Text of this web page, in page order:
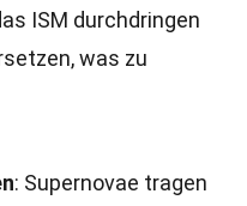
ISM durchdringen
was zu
: Supernovae tragen